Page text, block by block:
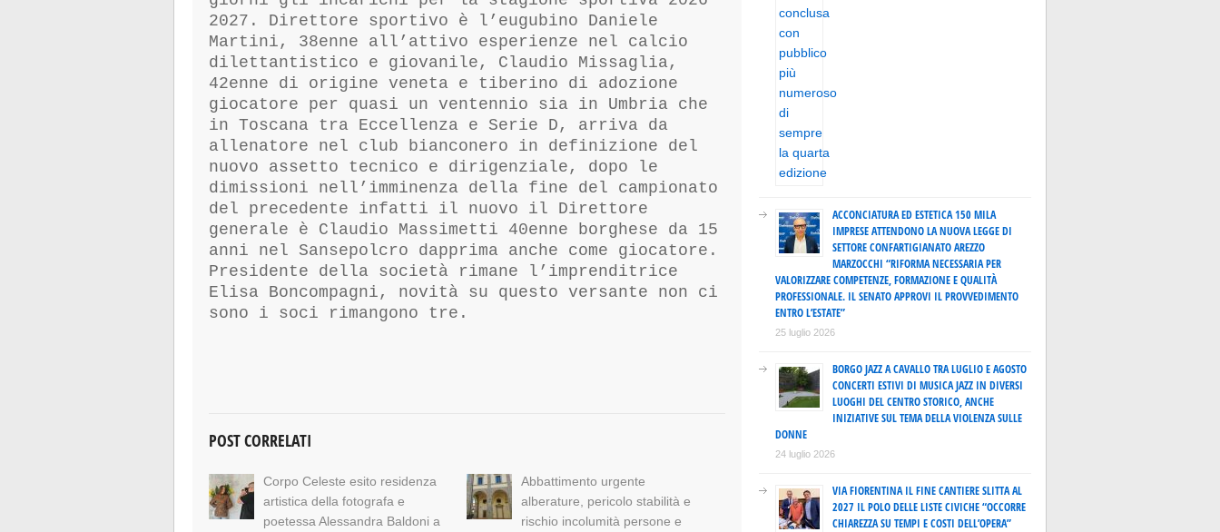
2027. Direttore sportivo è l’eugubino Daniele
Martini, 38enne all’attivo esperienze nel calcio
dilettantistico e giovanile, Claudio Missaglia,
42enne di origine veneta e tiberino di adozione
giocatore per quasi un ventennio sia in Umbria che
in Toscana tra Eccellenza e Serie D, arriva da
allenatore nel club bianconero in definizione del
nuovo assetto tecnico e dirigenziale, dopo le
dimissioni nell’imminenza della fine del campionato
del precedente infatti il nuovo il Direttore
generale è Claudio Massimetti 40enne borghese da 15
anni nel Sansepolcro dapprima anche come giocatore.
Presidente della società rimane l’imprenditrice
Elisa Boncompagni, novità su questo versante non ci
sono i soci rimangono tre.
POST CORRELATI
Corpo Celeste esito residenza
artistica della fotografa e
poetessa Alessandra Baldoni a
Abbattimento urgente
alberature, pericolo stabilità e
rischio incolumità persone e
ACCONCIATURA ED ESTETICA 150 MILA
IMPRESE ATTENDONO LA NUOVA LEGGE DI
SETTORE CONFARTIGIANATO AREZZO
MARZOCCHI “RIFORMA NECESSARIA PER
VALORIZZARE COMPETENZE, FORMAZIONE E QUALITÀ
PROFESSIONALE. IL SENATO APPROVI IL PROVVEDIMENTO
ENTRO L’ESTATE”
25 luglio 2026
BORGO JAZZ A CAVALLO TRA LUGLIO E AGOSTO
CONCERTI ESTIVI DI MUSICA JAZZ IN DIVERSI
LUOGHI DEL CENTRO STORICO, ANCHE
INIZIATIVE SUL TEMA DELLA VIOLENZA SULLE
DONNE
24 luglio 2026
VIA FIORENTINA IL FINE CANTIERE SLITTA AL
2027 IL POLO DELLE LISTE CIVICHE “OCCORRE
CHIAREZZA SU TEMPI E COSTI DELL’OPERA”